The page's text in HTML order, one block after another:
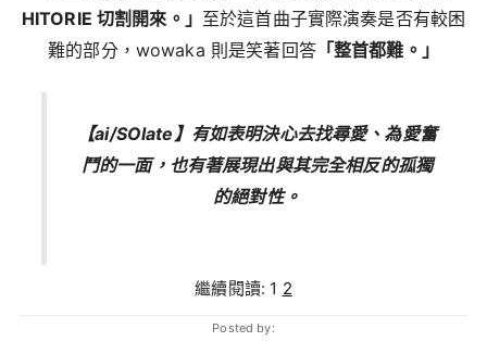
HITORIE 切割開來。」 至於這首曲子實際演奏是否有較困
難的部分，wowaka 則是笑著回答「整首都難。」
【ai/SOlate】有如表明決心去找尋愛、為愛奮
鬥的一面，也有著展現出與其完全相反的孤獨
的絕對性。
繼續閱讀: 1 2
Posted by: